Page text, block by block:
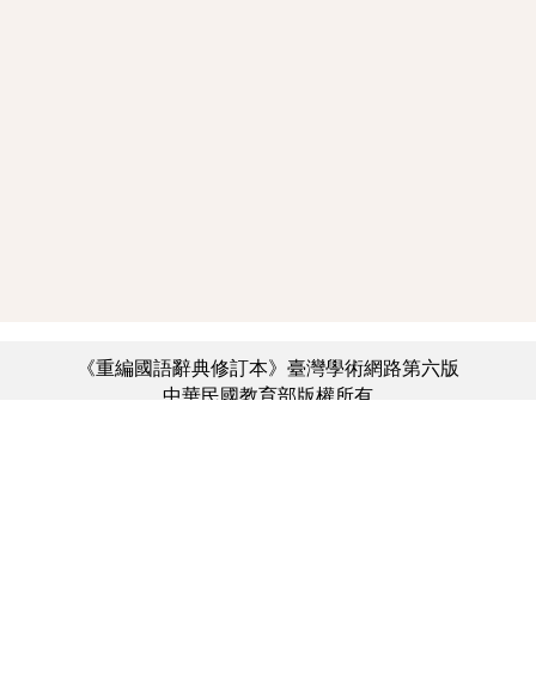
《重編國語辭典修訂本》臺灣學術網路第六版
中華民國教育部版權所有